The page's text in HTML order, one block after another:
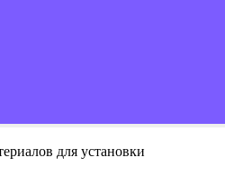
для установки